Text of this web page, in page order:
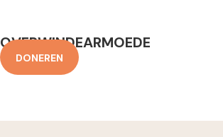
OVERWINDEARMOEDE
DONEREN